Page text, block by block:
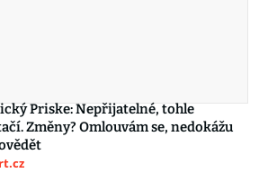
Priske: Nepřijatelné, tohle
Změny? Omlouvám se, nedokážu